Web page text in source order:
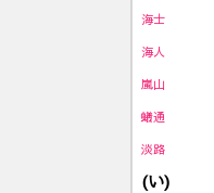
海士
海人
嵐山
蟻通
淡路
(い)